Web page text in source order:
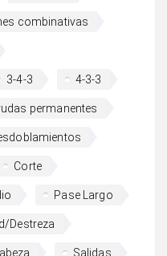
combinativas
3-4-3 4-3-3
permanentes
Corte
Pase Largo
Destreza
Salidas